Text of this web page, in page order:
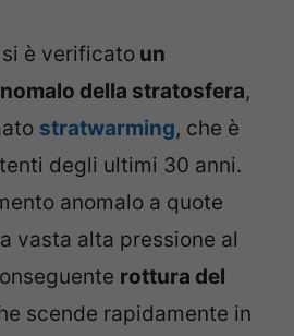
è verificato un
della stratosfera,
stratwarming, che è
degli ultimi 30 anni.
anomalo a quote
vasta alta pressione al
rottura del
scende rapidamente in